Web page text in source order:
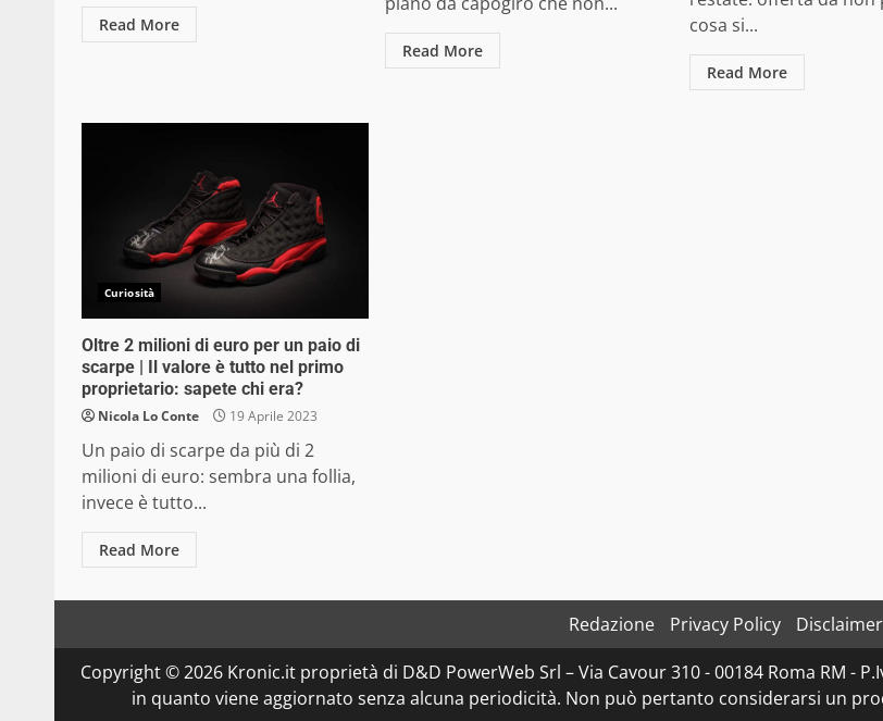
Read More
Read More
cosa si...
Read More
Curiosità
Oltre 2 milioni di euro per un paio di
scarpe | Il valore è tutto nel primo
proprietario: sapete chi era?
Nicola Lo Conte 19 Aprile 2023
Un paio di scarpe da più di 2
milioni di euro: sembra una follia,
invece è tutto...
Read More
Redazione Privacy Policy
Disclaimer
Copyright © 2026 Kronic.it proprietà di D&D PowerWeb Srl – Via Cavour 310 - 00184 Roma RM -
in quanto viene aggiornato senza alcuna periodicità. Non può pertanto considerarsi un